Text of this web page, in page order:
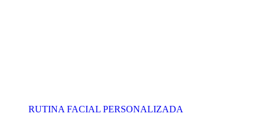
RUTINA FACIAL PERSONALIZADA